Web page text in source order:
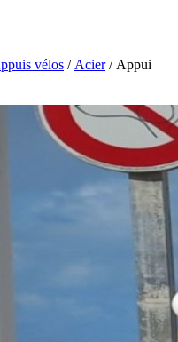
vélos / Acier/ Appui